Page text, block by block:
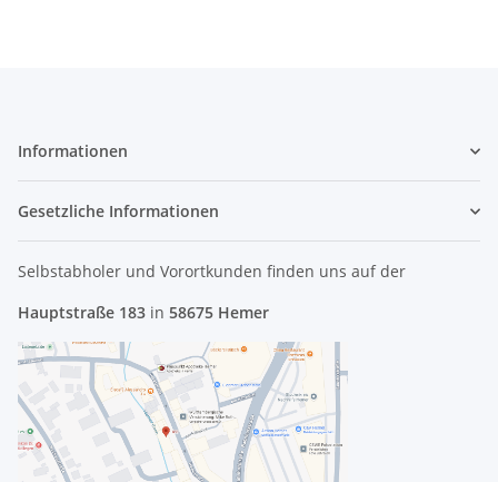
Informationen
Gesetzliche Informationen
Selbstabholer und Vorortkunden finden uns auf der
Hauptstraße 183 in 58675 Hemer